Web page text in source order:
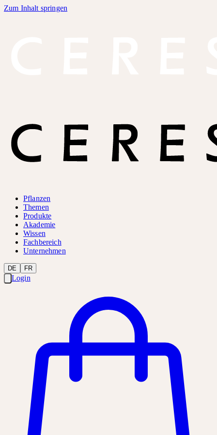
Zum Inhalt springen
Pflanzen
Themen
Produkte
Akademie
Wissen
Fachbereich
Unternehmen
DE FR
Login